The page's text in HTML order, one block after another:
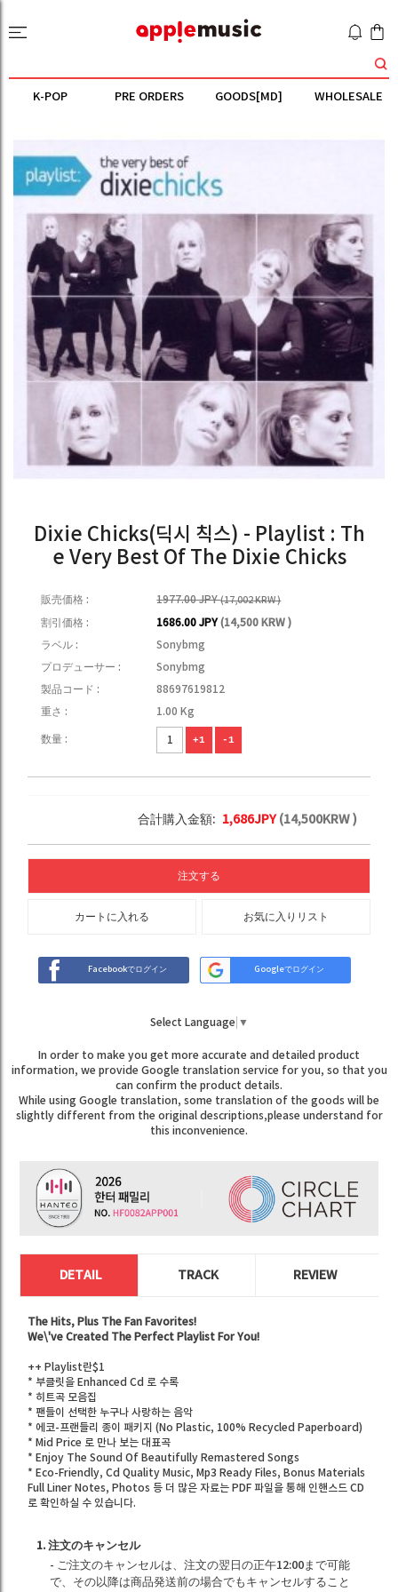
K-POP PRE ORDERS GOODS[MD] WHOLESALE
Dixie Chicks(딕시 칙스) - Playlist : Th
e Very Best Of The Dixie Chicks
販売価格 : 1977.00 JPY(17,002 KRW )
割引価格 : 1686.00 JPY(14,500 KRW )
ラベル :
Sonybmg
プロデューサー :
Sonybmg
製品コード :
88697619812
重さ :
1.00 Kg
数量 : +1 -1
合計購入金額: 1,686JPY(14,500KRW )
注文する
カートに入れる お気に入りリスト
Facebookでログイン Googleでログイン
Select Language ▼
In order to make you get more accurate and detailed product
information, we provide Google translation service for you, so that you
can confirm the product details.
While using Google translation, some translation of the goods will be
slightly different from the original descriptions,please understand for
this inconvenience.
DETAIL TRACK REVIEW
The Hits, Plus The Fan Favorites!
We\'ve Created The Perfect Playlist For You!
++ Playlist란$1
* 부클릿을 Enhanced Cd 로 수록
* 히트곡 모음집
* 팬들이 선택한 누구나 사랑하는 음악
* 에코-프랜들리 종이 패키지 (No Plastic, 100% Recycled Paperboard)
* Mid Price 로 만나 보는 대표곡
* Enjoy The Sound Of Beautifully Remastered Songs
* Eco-Friendly, Cd Quality Music, Mp3 Ready Files, Bonus Materials
Full Liner Notes, Photos 등 더 많은 자료는 PDF 파일을 통해 인핸스드 CD
로 확인하실 수 있습니다.
1. 注文のキャンセル
- ご注文のキャンセルは、注文の翌日の正午12:00まで可能
で、その以降は商品発送前の場合でもキャンセルすること